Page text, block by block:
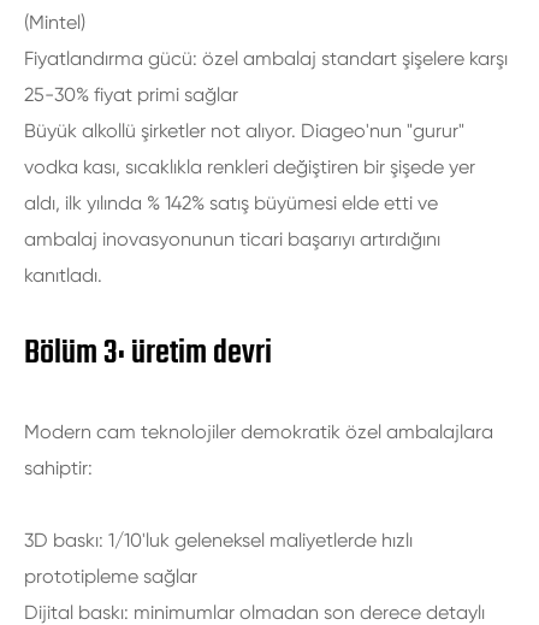
(Mintel)
Fiyatlandırma gücü: özel ambalaj standart şişelere karşı
25-30% fiyat primi sağlar
Büyük alkollü şirketler not alıyor. Diageo'nun "gurur"
vodka kası, sıcaklıkla renkleri değiştiren bir şişede yer
aldı, ilk yılında % 142% satış büyümesi elde etti ve
ambalaj inovasyonunun ticari başarıyı artırdığını
kanıtladı.
Bölüm 3: üretim devri
Modern cam teknolojiler demokratik özel ambalajlara
sahiptir:
3D baskı: 1/10'luk geleneksel maliyetlerde hızlı
prototipleme sağlar
Dijital baskı: minimumlar olmadan son derece detaylı